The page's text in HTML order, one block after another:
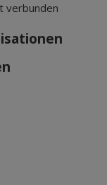
verbunden